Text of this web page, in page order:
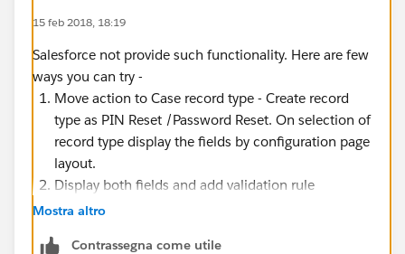
15 feb 2018, 18:19
Salesforce not provide such functionality. Here are few
ways you can try -
Move action to Case record type - Create record
type as PIN Reset /Password Reset. On selection of
record type display the fields by configuration page
layout.
Display both fields and add validation rule
Create custom vf page
Mostra altro
Contrassegna come utile